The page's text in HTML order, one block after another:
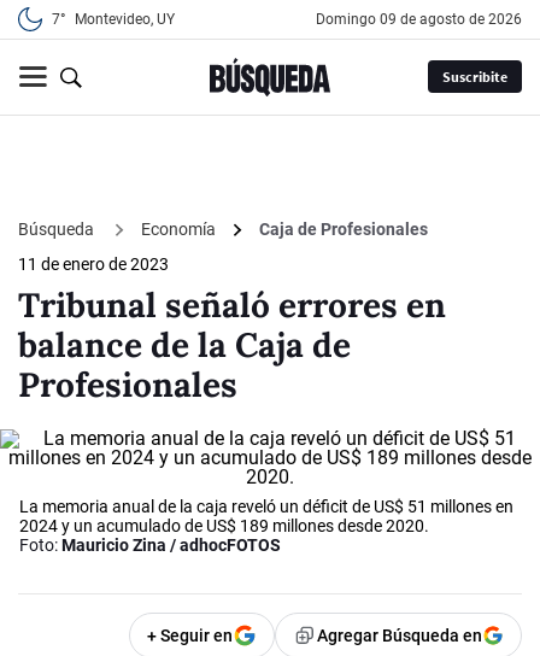
7° Montevideo, UY domingo 09 de agosto de 2026
Suscribite
Búsqueda Economía
Caja de Profesionales
11 de enero de 2023
Tribunal señaló errores en
balance de la Caja de
Profesionales
La memoria anual de la caja reveló un déficit de US$ 51 millones en
2024 y un acumulado de US$ 189 millones desde 2020.
Foto:Mauricio Zina / adhocFOTOS
+ Seguir en Agregar Búsqueda en